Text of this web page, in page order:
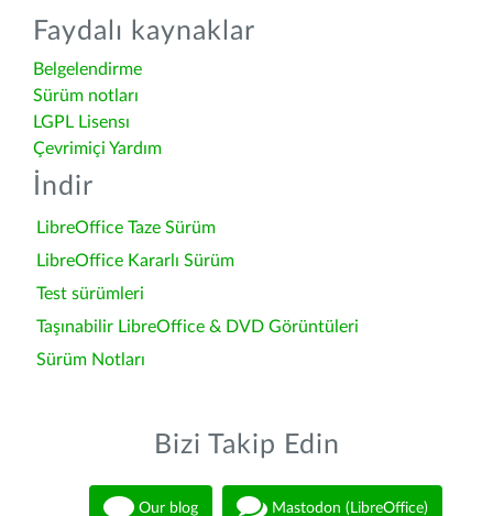
Faydalı kaynaklar
Belgelendirme
Sürüm notları
LGPL Lisensı
Çevrimiçi Yardım
İndir
LibreOffice Taze Sürüm
LibreOffice Kararlı Sürüm
Test sürümleri
Taşınabilir LibreOffice & DVD Görüntüleri
Sürüm Notları
Bizi Takip Edin
Our blog Mastodon (LibreOffice)